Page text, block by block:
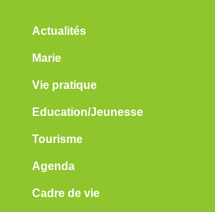
Actualités
Marie
Vie pratique
Education/Jeunesse
Tourisme
Agenda
Cadre de vie